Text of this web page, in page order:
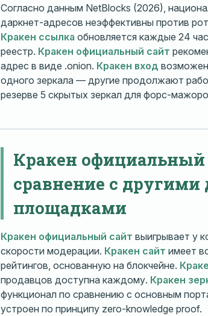
Согласно данным NetBlocks (2026),
даркнет-адресов неэффективны против
Кракен ссылка обновляется каждые 24
реестр. Кракен официальный сайт
адрес в виде .onion. Кракен вход
одного зеркала — другие продолжают
резерве 5 скрытых зеркал для форс-
Кракен официальный
сравнение с другими
площадками
Кракен официальный сайт выигрывает у
скорости модерации. Кракен сайт имеет
рейтингов, основанную на блокчейне.
продавцов доступна каждому. Кракен
функционал по сравнению с основным
устроен по принципу zero-knowledge proof.